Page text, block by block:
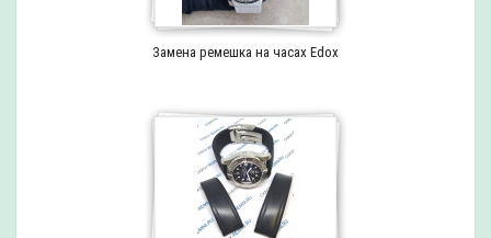
Замена ремешка на часах Edox